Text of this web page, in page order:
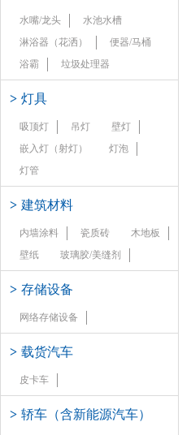
水嘴/龙头
水池水槽
淋浴器（花洒）
便器/马桶
浴霸
垃圾处理器
> 灯具
吸顶灯 吊灯
壁灯
嵌入灯（射灯）
灯泡
灯管
> 建筑材料
内墙涂料 瓷质砖
木地板
壁纸
玻璃胶/美缝剂
> 存储设备
网络存储设备
> 载货汽车
皮卡车
> 轿车（含新能源汽车）